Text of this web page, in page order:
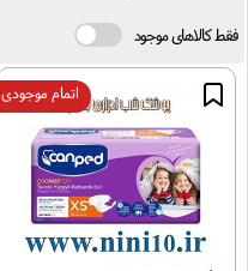
فقط کالاهای موجود
اتمام موجودی